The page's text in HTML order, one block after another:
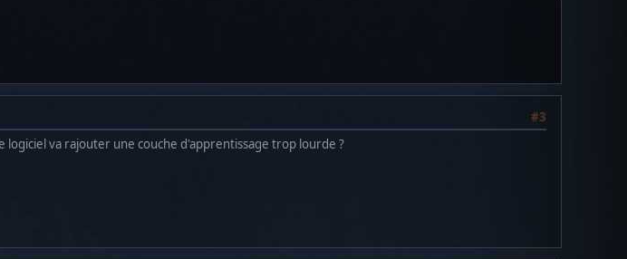
#3
va rajouter une couche d'apprentissage trop lourde ?